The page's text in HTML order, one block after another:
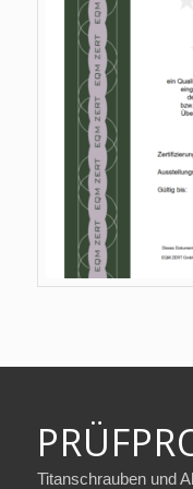
Titanschrauben und